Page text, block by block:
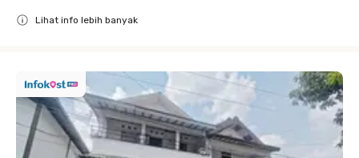
Lihat info lebih banyak